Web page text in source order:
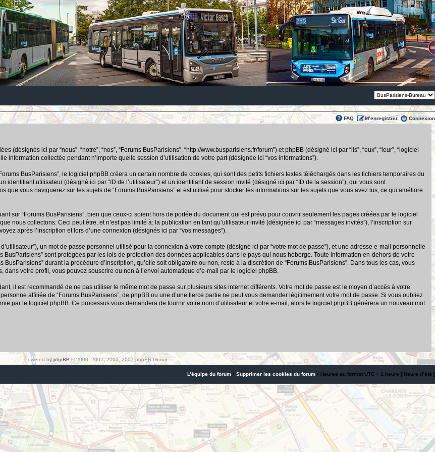
FAQ M’enregistrer Connexion
ici par “nous”, “notre”, “nos”, “Forums BusParisiens”, “http://www.busparisiens.fr/forum”) et phpBB (désigné ici par “ils”, “eux”, “leur”, “logiciel
information collectée pendant n’importe quelle session d’utilisation de votre part (désignée ici “vos informations”).
BusParisiens”, le logiciel phpBB créera un certain nombre de cookies, qui sont des petits fichiers textes téléchargés dans les fichiers temporaires du
utilisateur (désigné ici par “ID de l’utilisateur”) et un identifiant de session invité (désigné ici par “ID de la session”), qui vous sont
vous naviguerez sur les sujets de “Forums BusParisiens” et est utilisé pour stocker les informations sur les sujets que vous avez lus, ce qui améliore
sur “Forums BusParisiens”, bien que ceux-ci soient hors de portée du document qui est prévu pour couvrir seulement les pages créées par le logiciel
nous collectons. Ceci peut être, et n’est pas limité à: la publication en tant qu’utilisateur invité (désignée ici par “messages invités”), l’inscription sur
après l’inscription et lors d’une connexion (désignés ici par “vos messages”).
un mot de passe personnel utilisé pour la connexion à votre compte (désigné ici par “votre mot de passe”), et une adresse e-mail personnelle
BusParisiens” sont protégées par les lois de protection des données applicables dans le pays qui nous héberge. Toute information en-dehors de votre
durant la procédure d’inscription, qu’elle soit obligatoire ou non, reste à la discrétion de “Forums BusParisiens”. Dans tous les cas, vous
votre profil, vous pouvez souscrire ou non à l’envoi automatique d’e-mail par le logiciel phpBB.
il est recommandé de ne pas utiliser le même mot de passe sur plusieurs sites internet différents. Votre mot de passe est le moyen d’accès à votre
affiliée de “Forums BusParisiens”, de phpBB ou une d’une tierce partie ne peut vous demander légitimement votre mot de passe. Si vous oubliez
par le logiciel phpBB. Ce processus vous demandera de fournir votre nom d’utilisateur et votre e-mail, alors le logiciel phpBB générera un nouveau mot
Powered byphpBB © 2000, 2002, 2005, 2007 phpBB Group
L’équipe du forum • Supprimer les cookies du forum • Heures au format UTC + 1 heure [ Heure d’été ]